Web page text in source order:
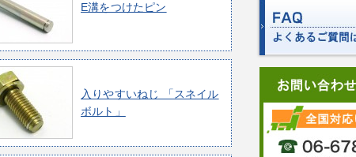
E溝をつけたピン
入りやすいねじ 「スネイル
ボルト」